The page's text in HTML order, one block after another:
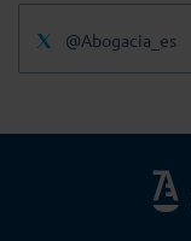
@Abogacia_es